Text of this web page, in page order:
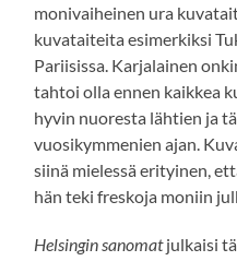
monivaiheinen ura
kuvataiteita esimerkiksi
Pariisissa. Karjalainen
tahtoi olla ennen kaikkea
hyvin nuoresta lähtien ja
vuosikymmenien ajan.
siinä mielessä erityinen,
hän teki freskoja moniin
Helsingin sanomatjulkaisi